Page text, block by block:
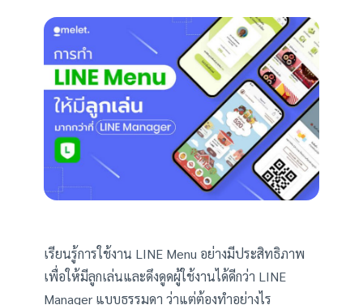
เรียนรู้การใช้งาน LINE Menu อย่างมีประสิทธิภาพ
เพื่อให้มีลูกเล่นและดึงดูดผู้ใช้งานได้ดีกว่า LINE
Manager แบบธรรมดา ว่าแต่ต้องทำอย่างไร